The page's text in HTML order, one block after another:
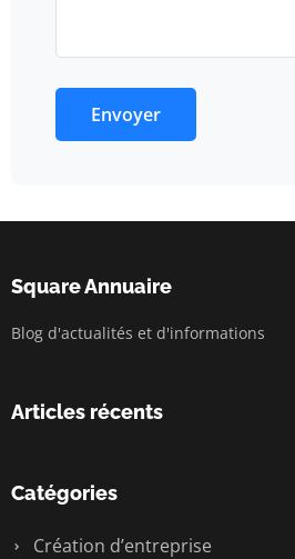
Envoyer
Square Annuaire
Blog d'actualités et d'informations
Articles récents
Catégories
Création d’entreprise